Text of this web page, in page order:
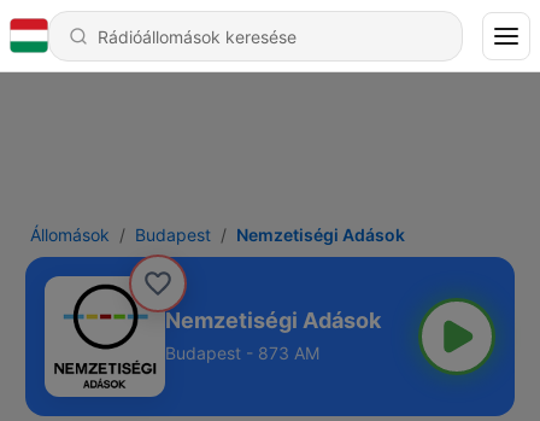
Állomások Budapest Nemzetiségi Adások
Nemzetiségi Adások
Budapest - 873 AM